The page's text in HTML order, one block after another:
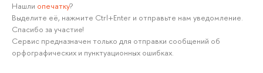
Нашли опечатку?
Выделите её, нажмите Ctrl+Enter и отправьте нам уведомление.
Спасибо за участие!
Сервис предназначен только для отправки сообщений об
орфографических и пунктуационных ошибках.